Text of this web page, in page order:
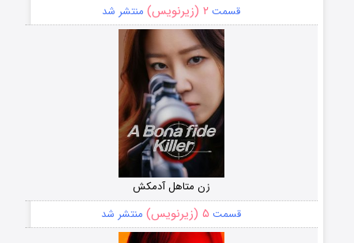
قسمت ۲ (زیرنویس) منتشر شد
زن متاهل آدمکش
قسمت ۵ (زیرنویس) منتشر شد